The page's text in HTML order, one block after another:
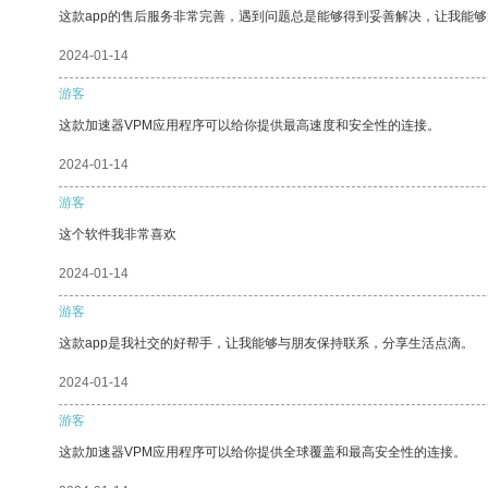
这款app的售后服务非常完善，遇到问题总是能够得到妥善解决，让我能够
2024-01-14
游客
这款加速器VPM应用程序可以给你提供最高速度和安全性的连接。
2024-01-14
游客
这个软件我非常喜欢
2024-01-14
游客
这款app是我社交的好帮手，让我能够与朋友保持联系，分享生活点滴。
2024-01-14
游客
这款加速器VPM应用程序可以给你提供全球覆盖和最高安全性的连接。